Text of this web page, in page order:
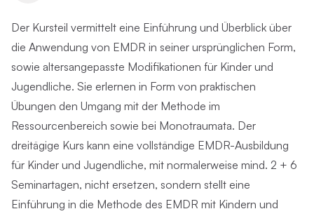
Der Kursteil vermittelt eine Einführung und Überblick über
die Anwendung von EMDR in seiner ursprünglichen Form,
sowie altersangepasste Modifikationen für Kinder und
Jugendliche. Sie erlernen in Form von praktischen
Übungen den Umgang mit der Methode im
Ressourcenbereich sowie bei Monotraumata. Der
dreitägige Kurs kann eine vollständige EMDR-Ausbildung
für Kinder und Jugendliche, mit normalerweise mind. 2 + 6
Seminartagen, nicht ersetzen, sondern stellt eine
Einführung in die Methode des EMDR mit Kindern und